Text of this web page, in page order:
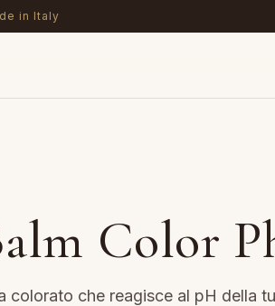
in Italy
Color
colorato che reagisce al pH della